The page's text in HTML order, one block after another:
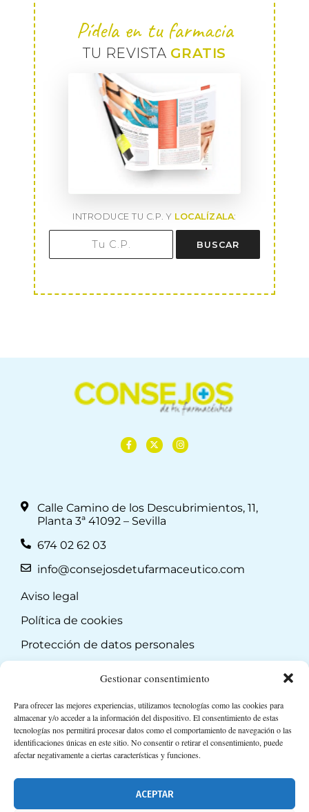
Gestionar consentimiento
Para ofrecer las mejores experiencias, utilizamos tecnologías como las cookies para
almacenar y/o acceder a la información del dispositivo. El consentimiento de estas
tecnologías nos permitirá procesar datos como el comportamiento de navegación o las
identificaciones únicas en este sitio. No consentir o retirar el consentimiento, puede
afectar negativamente a ciertas características y funciones.
ACEPTAR
Pídela en tu farmacia
TU REVISTA GRATIS
INTRODUCE TU C.P. Y LOCALÍZALA:
BUSCAR
Calle Camino de los Descubrimientos, 11,
Planta 3ª 41092 – Sevilla
674 02 62 03
info@consejosdetufarmaceutico.com
Aviso legal
Política de cookies
Protección de datos personales